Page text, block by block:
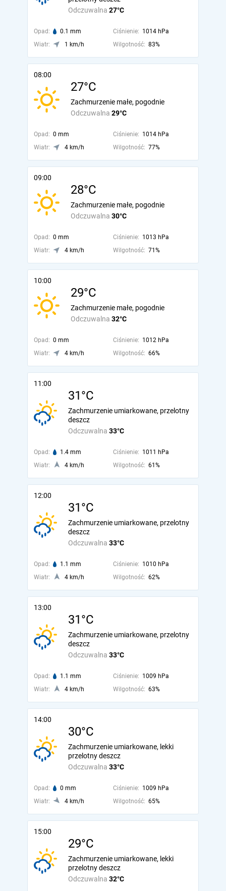
Odczuwalna 27°C
Opad: 0.1 mm Ciśnienie: 1014 hPa
Wiatr:
1 km/h Wilgotność: 83%
08:00
27°C
Odczuwalna 29°C
Zachmurzenie małe, pogodnie
Opad: 0 mm Ciśnienie: 1014 hPa
Wiatr:
4 km/h Wilgotność: 77%
09:00
28°C
Odczuwalna 30°C
Zachmurzenie małe, pogodnie
Opad: 0 mm Ciśnienie: 1013 hPa
Wiatr:
4 km/h Wilgotność: 71%
10:00
29°C
Odczuwalna 32°C
Zachmurzenie małe, pogodnie
Opad: 0 mm Ciśnienie: 1012 hPa
Wiatr:
4 km/h Wilgotność: 66%
11:00
31°C
Odczuwalna 33°C
Zachmurzenie umiarkowane, przelotny
deszcz
Opad: 1.4 mm Ciśnienie: 1011 hPa
Wiatr:
4 km/h Wilgotność: 61%
12:00
31°C
Odczuwalna 33°C
Zachmurzenie umiarkowane, przelotny
deszcz
Opad: 1.1 mm Ciśnienie: 1010 hPa
Wiatr:
4 km/h Wilgotność: 62%
13:00
31°C
Odczuwalna 33°C
Zachmurzenie umiarkowane, przelotny
deszcz
Opad: 1.1 mm Ciśnienie: 1009 hPa
Wiatr:
4 km/h Wilgotność: 63%
14:00
30°C
Odczuwalna 33°C
Zachmurzenie umiarkowane, lekki
przelotny deszcz
Opad: 0 mm Ciśnienie: 1009 hPa
Wiatr:
4 km/h Wilgotność: 65%
15:00
29°C
Odczuwalna 32°C
Zachmurzenie umiarkowane, lekki
przelotny deszcz